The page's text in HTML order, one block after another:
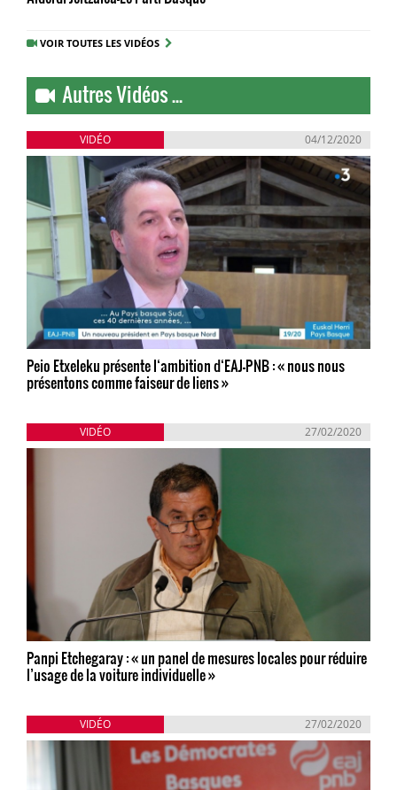
VOIR TOUTES LES VIDÉOS
Autres Vidéos ...
VIDÉO 04/12/2020
Peio Etxeleku présente l‘ambition d‘EAJ-PNB : « nous nous
présentons comme faiseur de liens »
VIDÉO 27/02/2020
Panpi Etchegaray : « un panel de mesures locales pour réduire
l’usage de la voiture individuelle »
VIDÉO 27/02/2020